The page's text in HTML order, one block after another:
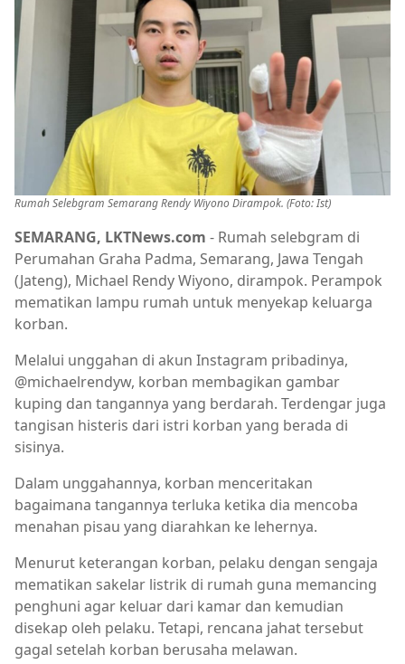
Rumah Selebgram Semarang Rendy Wiyono Dirampok. (Foto: Ist)
SEMARANG, LKTNews.com - Rumah selebgram di
Perumahan Graha Padma, Semarang, Jawa Tengah
(Jateng), Michael Rendy Wiyono, dirampok. Perampok
mematikan lampu rumah untuk menyekap keluarga
korban.
Melalui unggahan di akun Instagram pribadinya,
@michaelrendyw, korban membagikan gambar
kuping dan tangannya yang berdarah. Terdengar juga
tangisan histeris dari istri korban yang berada di
sisinya.
Dalam unggahannya, korban menceritakan
bagaimana tangannya terluka ketika dia mencoba
menahan pisau yang diarahkan ke lehernya.
Menurut keterangan korban, pelaku dengan sengaja
mematikan sakelar listrik di rumah guna memancing
penghuni agar keluar dari kamar dan kemudian
disekap oleh pelaku. Tetapi, rencana jahat tersebut
gagal setelah korban berusaha melawan.